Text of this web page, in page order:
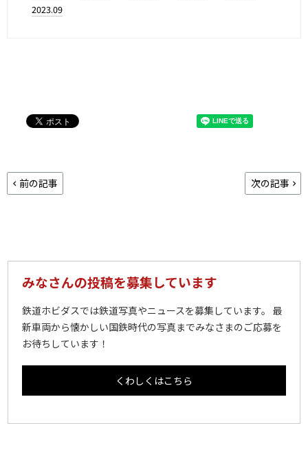
2023.09
前の記事 次の記事
みなさんの投稿を募集しています
鉄道ホビダスでは鉄道写真やニュースを募集しています。 最
新車両から懐かしい国鉄時代の写真までみなさまのご応募を
お待ちしています！
くわしくはこちら